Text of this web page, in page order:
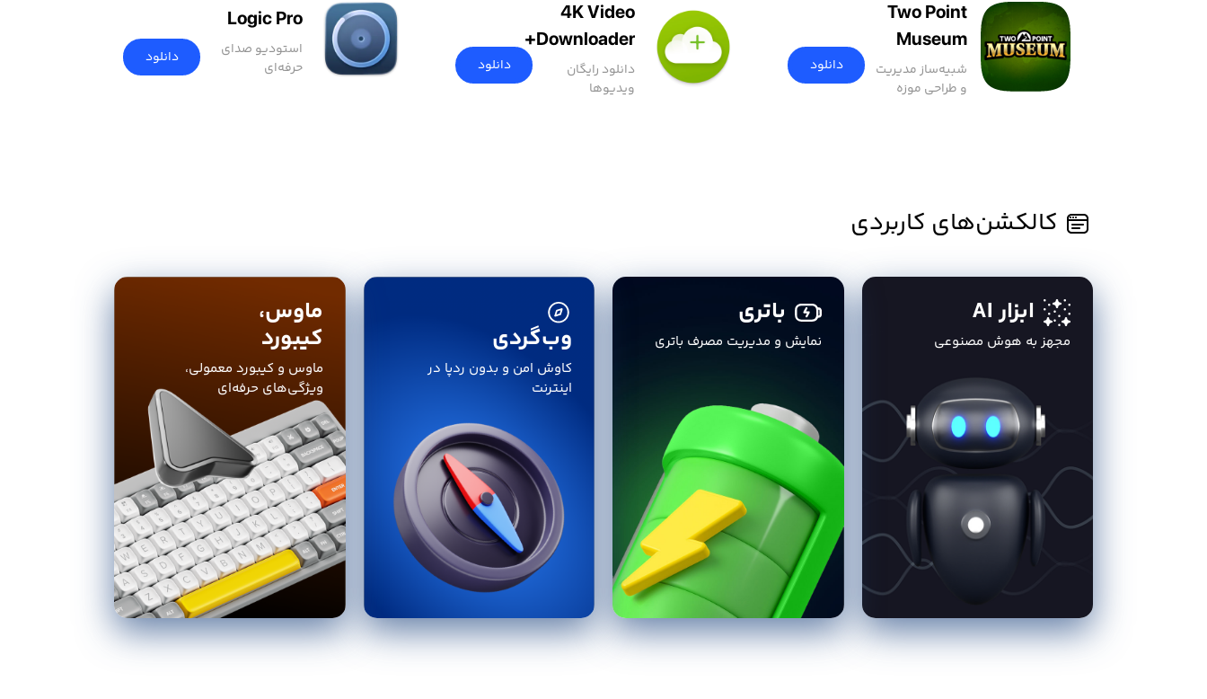
Two Point
Museum
شبیه‌ساز مدیریت
و طراحی موزه
دانلود
4K Video
Downloader+
دانلود رایگان
ویدیوها
دانلود
Logic Pro
استودیو صدای
حرفه‌ای
دانلود
کالکشن‌های کاربردی
ابزار AI
مجهز به هوش مصنوعی
باتری
نمایش و مدیریت مصرف باتری وب‌گردی
کاوش امن و بدون ردپا در
اینترنت
ماوس،
کیبورد
ماوس و کیبورد معمولی،
ویژگی‌های حرفه‌ای